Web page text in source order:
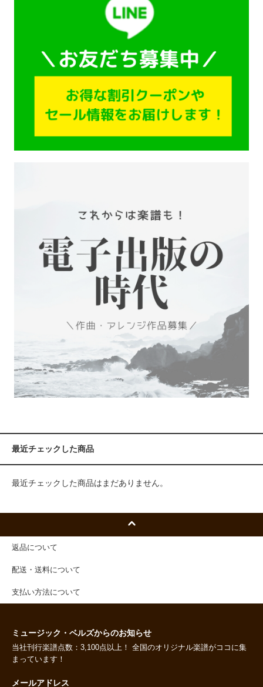
最近チェックした商品
最近チェックした商品はまだありません。
返品について
配送・送料について
支払い方法について
ミュージック・ベルズからのお知らせ
当社刊行楽譜点数：3,100点以上！ 全国のオリジナル楽譜がココに集
まっています！
メールアドレス